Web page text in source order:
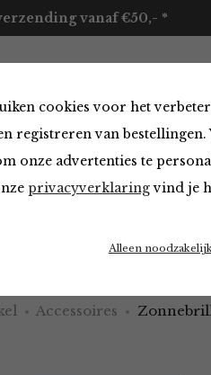
cookies voor het
registreren van
onze advertenties te
privacyverklaringvind je
Alleen
vanaf €50,- *
Merken
van
Accessoires